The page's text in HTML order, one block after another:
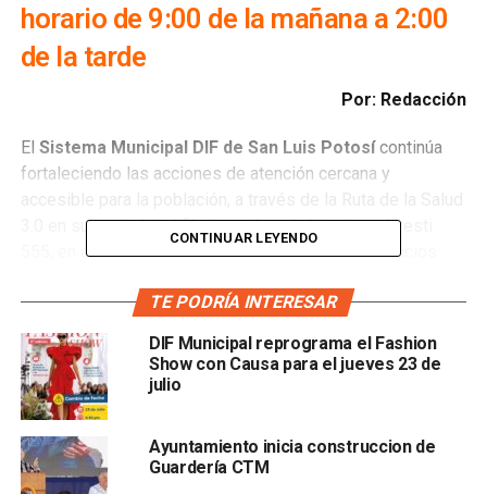
horario de 9:00 de la mañana a 2:00
de la tarde
Por: Redacción
El Sistema Municipal DIF de San Luis Potosícontinúa
fortaleciendo las acciones de atención cercana y
3.0 en su mod alidad fija, la cual está ubicada en Uresti
555, en el Centro Histórico, donde se brindan servicios
lentes.
Con corte al 21 de mayo de 2026, este espacio ha
CONTINUAR LEYENDO
TE PODRÍA INTERESAR
DIF Municipal reprograma el Fashion
Show con Causa para el jueves 23 de
julio
Ayuntamiento inicia construccion de
Guardería CTM